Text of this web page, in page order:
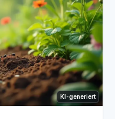
KI-generiert